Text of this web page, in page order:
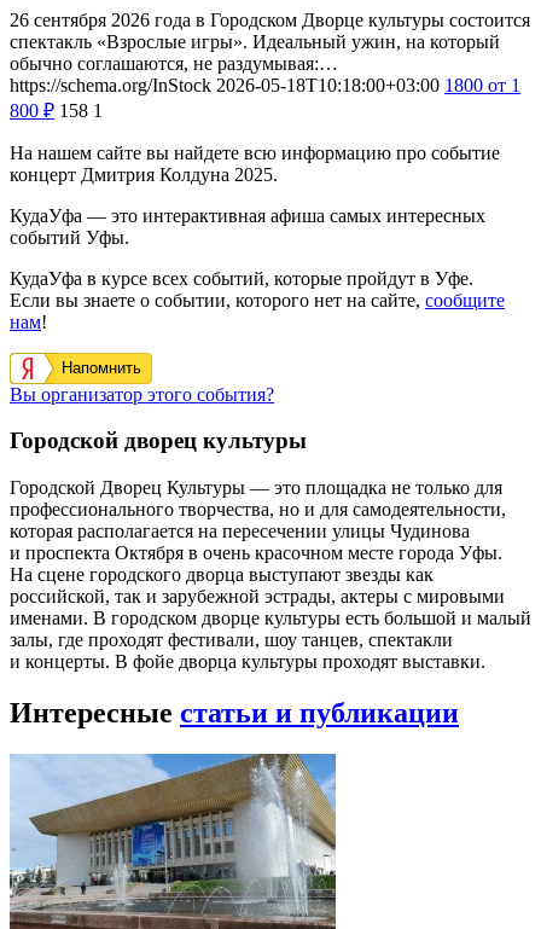
26 сентября 2026 года в Городском Дворце культуры состоится
спектакль «Взрослые игры». Идеальный ужин, на который
обычно соглашаются, не раздумывая:…
https://schema.org/InStock 2026-05-18T10:18:00+03:00 1800 от 1
800 ₽ 158 1
На нашем сайте вы найдете всю информацию про событие
концерт Дмитрия Колдуна 2025.
КудаУфа — это интерактивная афиша самых интересных
событий Уфы.
КудаУфа в курсе всех событий, которые пройдут в Уфе.
Если вы знаете о событии, которого нет на сайте, сообщите
нам!
Напомнить
Вы организатор этого события?
Городской дворец культуры
Городской Дворец Культуры — это площадка не только для
профессионального творчества, но и для самодеятельности,
которая располагается на пересечении улицы Чудинова
и проспекта Октября в очень красочном месте города Уфы.
На сцене городского дворца выступают звезды как
российской, так и зарубежной эстрады, актеры с мировыми
именами. В городском дворце культуры есть большой и малый
залы, где проходят фестивали, шоу танцев, спектакли
и концерты. В фойе дворца культуры проходят выставки.
Интересные статьи и публикации